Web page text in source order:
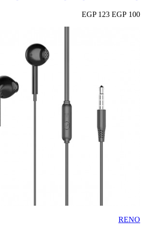
100 EGP
123 EGP
RENO